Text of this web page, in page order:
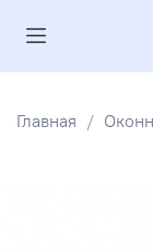
Главная